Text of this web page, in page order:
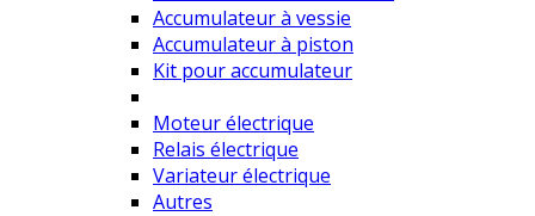
Accumulateur à vessie
Accumulateur à piston
Kit pour accumulateur
Moteur électrique
Relais électrique
Variateur électrique
Autres